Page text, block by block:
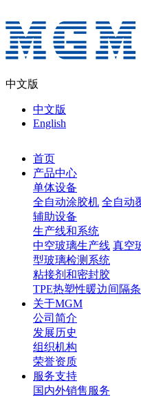
中文版
中文版
English
首页
产品中心
单体设备
全自动涂胶机 全自动
辅助设备
生产线和系统
中空玻璃生产线 真空
型玻璃检测系统
粘接剂和密封胶
TPE热塑性暖边间隔条
关于MGM
公司简介
发展历史
组织机构
荣誉资质
服务支持
国内外销售服务